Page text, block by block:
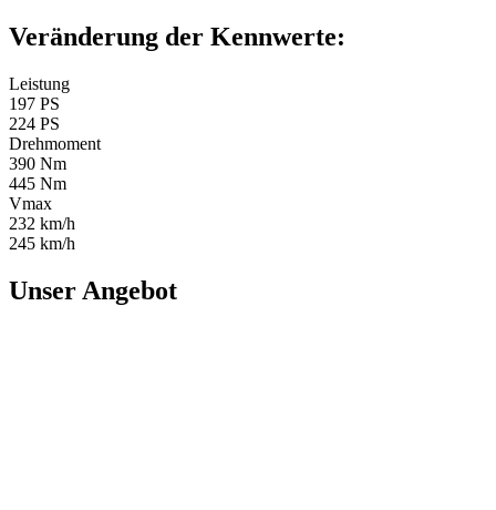
Veränderung der Kennwerte:
Leistung
197 PS
224 PS
Drehmoment
390 Nm
445 Nm
Vmax
232 km/h
245 km/h
Unser Angebot